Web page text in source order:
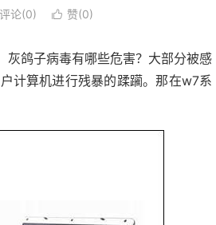
评论(0)  赞(0)
灰鸽子病毒有哪些危害？大部分被感
计算机进行残暴的蹂躏。那在w7系